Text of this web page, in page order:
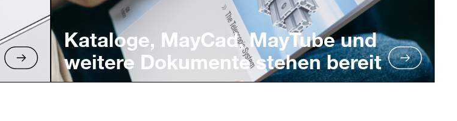
Kataloge, MayCad, MayTube und
weitere Dokumente stehen bereit